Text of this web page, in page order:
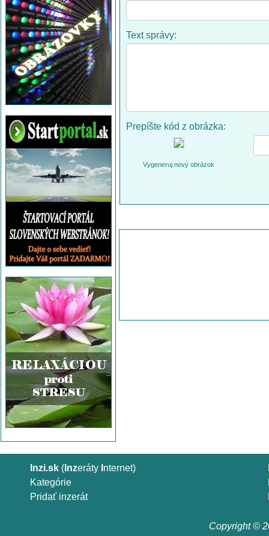
Text správy:
Prepíšte kód z obrázka:
Vygeneruj nový obrázok
Inzi.sk ( Inzeráty nternet)
Kategórie
Pridať inzerát
Copyright ©